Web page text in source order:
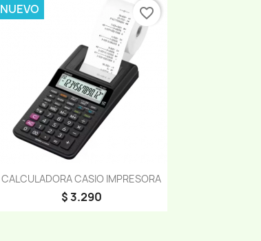
CALCULADORA CASIO IMPRESORA
$ 3.290
NUEVO
Vista rápida
favorite_border